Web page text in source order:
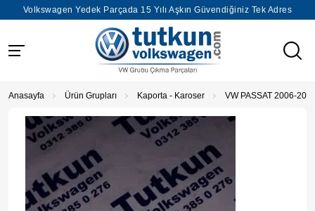
Volkswagen Yedek Parçada 15 Yılı Aşkın Güvendiğiniz Tek Adres
Anasayfa Ürün Grupları Kaporta - Karoser VW PASSAT 2006-